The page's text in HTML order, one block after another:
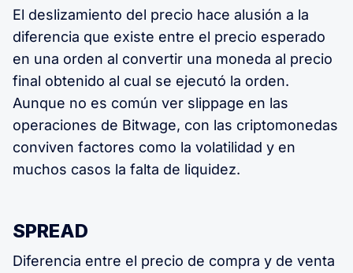
El deslizamiento del precio hace alusión a la
diferencia que existe entre el precio esperado
en una orden al convertir una moneda al precio
final obtenido al cual se ejecutó la orden.
Aunque no es común ver slippage en las
operaciones de Bitwage, con las criptomonedas
conviven factores como la volatilidad y en
muchos casos la falta de liquidez.
SPREAD
Diferencia entre el precio de compra y de venta